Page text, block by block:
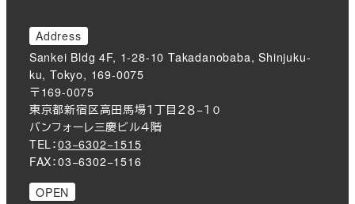
Address
Sankei Bldg 4F, 1-28-10 Takadanobaba, Shinjuku-
ku, Tokyo, 169-0075
〒169-0075
東京都新宿区高田馬場１丁目２８−１０
バンフォーレ三慶ビル４階
TEL：03−6302−1515
FAX：03−6302−1516
OPEN